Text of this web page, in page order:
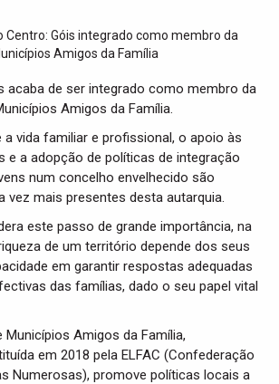
acaba de ser integrado como membro da
Amigos da Família.
vida familiar e profissional, o apoio às
e a adopção de políticas de integração
num concelho envelhecido são
vez mais presentes desta autarquia.
este passo de grande importância, na
de um território depende dos seus
em garantir respostas adequadas
das famílias, dado o seu papel vital
Municípios Amigos da Família,
em 2018 pela ELFAC (Confederação
Numerosas), promove políticas locais a